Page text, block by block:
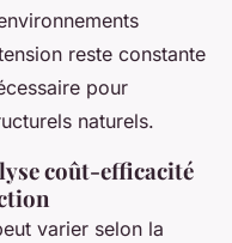
reste constante
pour
naturels.
coût-efficacité
varier selon la